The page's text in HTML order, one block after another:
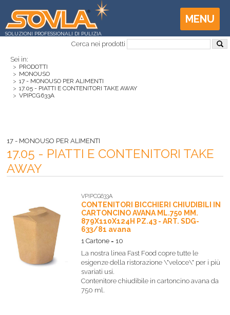
SOLUZIONI PROFESSIONALI DI PULIZIA
MENU
Cerca nei prodotti
Sei in:
> PRODOTTI
> MONOUSO
> 17 - MONOUSO PER ALIMENTI
> 17.05 - PIATTI E CONTENITORI TAKE AWAY
> VPIPCG633A
17 - MONOUSO PER ALIMENTI
17.05 - PIATTI E CONTENITORI TAKE
AWAY
VPIPCG633A
CONTENITORI BICCHIERI CHIUDIBILI IN
CARTONCINO AVANA ML.750 MM.
879X110X124H PZ.43 - ART. SDG-
633/81 avana
1 Cartone = 10
La nostra linea Fast Food copre tutte le
esigenze della ristorazione \"veloce\" per i più
svariati usi.
Contenitore chiudibile in cartoncino avana da
750 ml.